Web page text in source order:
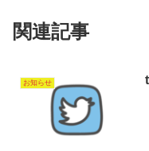
関連記事
お知らせ